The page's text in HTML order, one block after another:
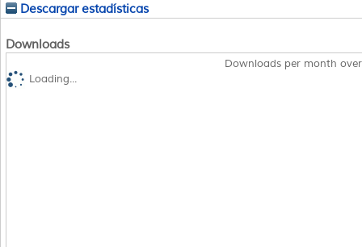
Descargar estadísticas
Downloads
Downloads per month
Loading...